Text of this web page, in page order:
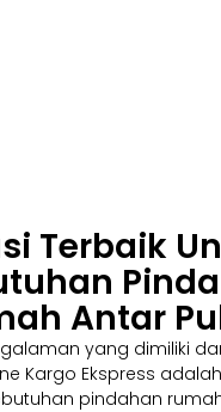
Terbaik
Antar
yang dimiliki
Kargo Ekspress
pindahan